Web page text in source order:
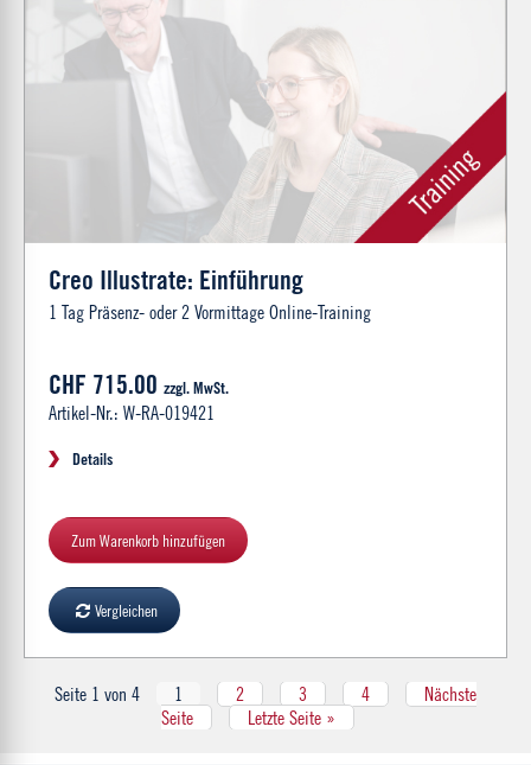
Creo Illustrate: Einführung
1 Tag Präsenz- oder 2 Vormittage Online-Training
CHF 715.00 zzgl. MwSt.
Artikel-Nr.: W-RA-019421
Details
Zum Warenkorb hinzufügen
Vergleichen
Seite 1 von 4 1 2 3 4
Nächste
Seite
Letzte Seite »